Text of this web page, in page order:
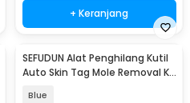
+ Keranjang
SEFUDUN Alat Penghilang Kutil
Auto Skin Tag Mole Removal Kit
Blue